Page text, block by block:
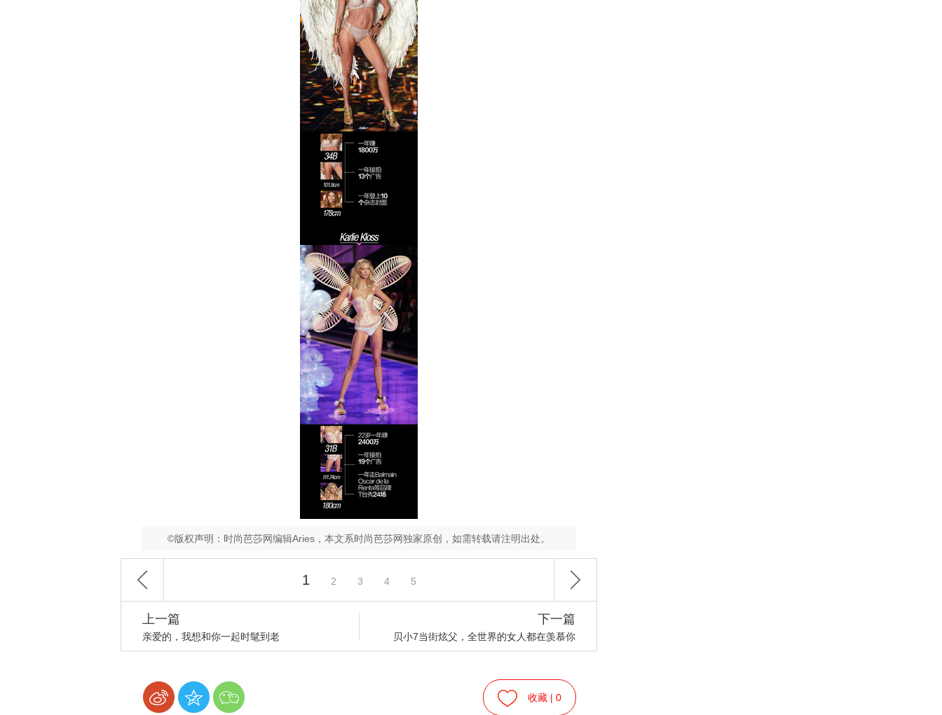
©版权声明：时尚芭莎网编辑Aries，本文系时尚芭莎网独家原创，如需转载请注明出处。
1 2 3 4 5
上一篇
亲爱的，我想和你一起时髦到老
下一篇
贝小7当街炫父，全世界的女人都在羡慕你
收藏 | 0